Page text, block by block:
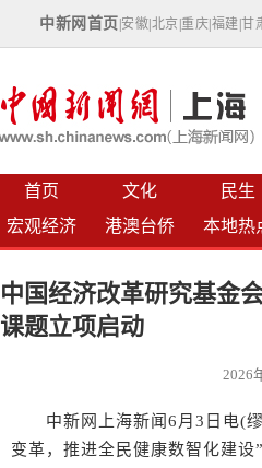
中新网首页 安徽 北京 |重庆 福建 |甘
首页 文化 民生
宏观经济
港澳台侨 本地热
中国经济改革研究基金
课题立项启动
2026
中新网上海新闻6月3日电(缪
变革，推进全民健康数智化建